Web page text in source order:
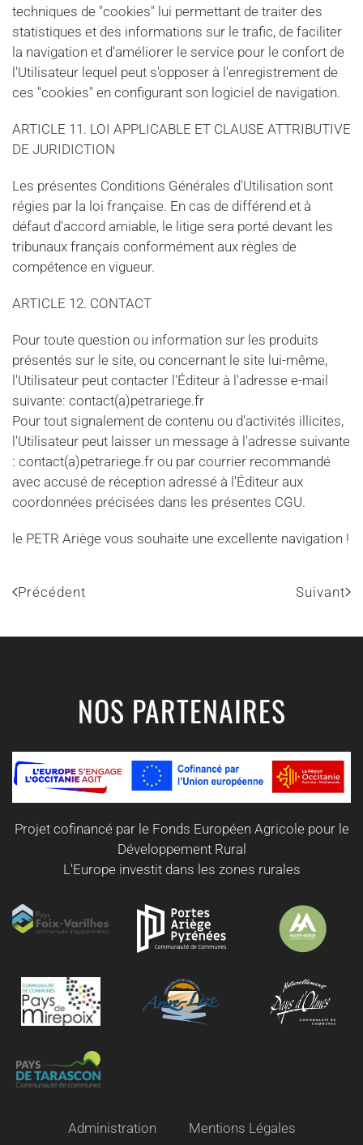
techniques de "cookies" lui permettant de traiter des
statistiques et des informations sur le trafic, de faciliter
la navigation et d'améliorer le service pour le confort de
l'Utilisateur lequel peut s'opposer à l'enregistrement de
ces "cookies" en configurant son logiciel de navigation.
ARTICLE 11. LOI APPLICABLE ET CLAUSE ATTRIBUTIVE
DE JURIDICTION
Les présentes Conditions Générales d'Utilisation sont
régies par la loi française. En cas de différend et à
défaut d'accord amiable, le litige sera porté devant les
tribunaux français conformément aux règles de
compétence en vigueur.
ARTICLE 12. CONTACT
Pour toute question ou information sur les produits
présentés sur le site, ou concernant le site lui-même,
l'Utilisateur peut contacter l'Éditeur à l'adresse e-mail
suivante: contact(a)petrariege.fr
Pour tout signalement de contenu ou d'activités illicites,
l'Utilisateur peut laisser un message à l'adresse suivante
: contact(a)petrariege.fr ou par courrier recommandé
avec accusé de réception adressé à l'Éditeur aux
coordonnées précisées dans les présentes CGU.
le PETR Ariège vous souhaite une excellente navigation !
Précédent Suivant
NOS PARTENAIRES
Projet cofinancé par le Fonds Européen Agricole pour le
Développement Rural
L'Europe investit dans les zones rurales
Administration Mentions Légales